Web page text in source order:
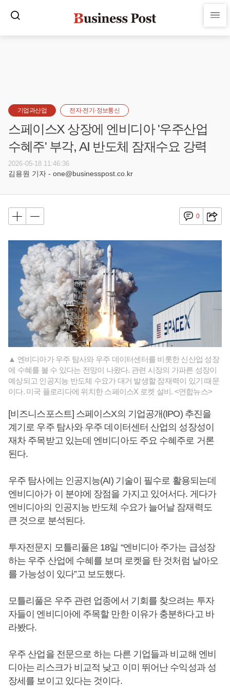
기업과산업 전자·전기·정보통신
스페이스X 상장에 엔비디아 '우주산업
수혜주' 부각, AI 반도체 잠재수요 강력
2026-05-18 11:46:36
김용원 기자 - one@businesspost.co.kr
0
▲ 엔비디아가 우주 탐사와 우주 데이터센터를 비롯한 신산업 성장
에 수혜를 볼 수 있다는 전망이 나왔다. 관련 시장의 가파른 성장이
예상되고 인공지능 반도체 수요가 대거 발생할 잠재력이 있기 때문
이다. 미국 플로리다에 위치한 스페이스X 로켓 설비. <연합뉴스>
[비즈니스포스트] 스페이스X의 기업공개(IPO) 추진을
계기로 우주 탐사와 우주 데이터센터 산업의 성장성이
재차 주목받고 있는데 엔비디아도 주요 수혜주로 거론
된다.
우주 탐사에는 인공지능(AI) 기술이 필수로 활용되는데
엔비디아가 이 분야에 장점을 가지고 있어서다. 게다가
엔비디아의 인공지능 반도체 수요가 늘어날 잠재력도
큰 것으로 분석된다.
투자전문지 모틀리풀은 18일 “엔비디아 주가는 급성장
하는 우주 산업에 수혜를 보며 로켓을 탄 것처럼 날아오
를 가능성이 있다”고 보도했다.
모틀리풀은 우주 관련 업종에서 기회를 찾으려는 투자
자들이 엔비디아에 주목할 만한 이유가 충분하다고 바
라봤다.
우주 산업을 전문으로 하는 다른 기업들과 비교해 엔비
디아는 리스크가 비교적 낮고 이미 뛰어난 수익성과 성
장세를 보이고 있다는 것이다.